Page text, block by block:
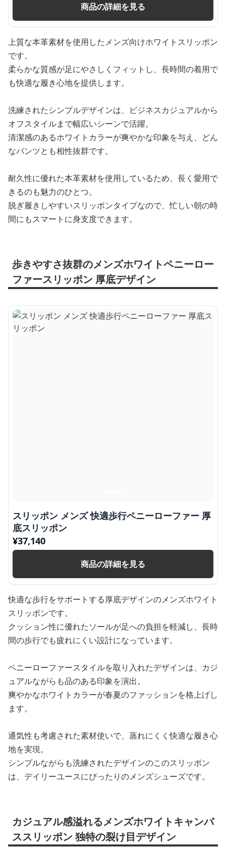
商品の詳細を見る
上質な本革素材を使用したメンズ向けホワイトスリッポン
です。
柔らかな質感が足にやさしくフィットし、長時間の着用で
も快適な履き心地を提供します。
洗練されたシンプルデザインは、ビジネスカジュアルから
オフスタイルまで幅広いシーンで活躍。
清潔感のあるホワイトカラーが爽やかな印象を与え、どん
なパンツとも相性抜群です。
耐久性に優れた本革素材を使用しているため、長く愛用で
きるのも魅力のひとつ。
脱ぎ履きしやすいスリッポンタイプなので、忙しい朝の時
間にもスマートに身支度できます。
歩きやすさ抜群のメンズホワイトペニーロー
ファースリッポン 厚底デザイン
スリッポン メンズ 快適歩行ペニーローファー 厚
底スリッポン
¥37,140
商品の詳細を見る
快適な歩行をサポートする厚底デザインのメンズホワイト
スリッポンです。
クッション性に優れたソールが足への負担を軽減し、長時
間の歩行でも疲れにくい設計になっています。
ペニーローファースタイルを取り入れたデザインは、カジ
ュアルながらも品のある印象を演出。
爽やかなホワイトカラーが春夏のファッションを格上げし
ます。
通気性も考慮された素材使いで、蒸れにくく快適な履き心
地を実現。
シンプルながらも洗練されたデザインのこのスリッポン
は、デイリーユースにぴったりのメンズシューズです。
カジュアル感溢れるメンズホワイトキャンバ
ススリッポン 独特の裂け目デザイン